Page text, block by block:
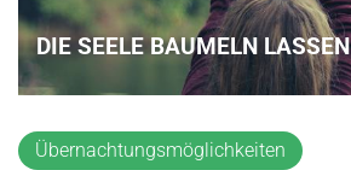
DIE SEELE BAUMELN LASSEN
Übernachtungsmöglichkeiten